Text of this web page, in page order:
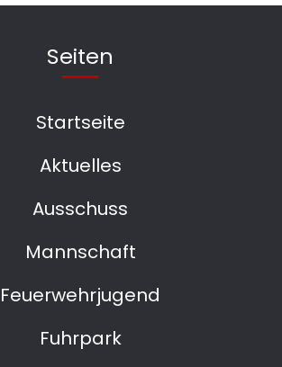
Seiten
Startseite
Aktuelles
Ausschuss
Mannschaft
Feuerwehrjugend
Fuhrpark